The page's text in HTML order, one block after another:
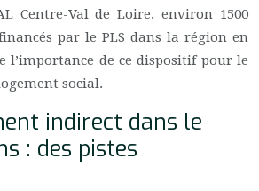
Centre-Val de Loire, environ 1500
par le PLS dans la région en
l’importance de ce dispositif pour le
social.
indirect dans le
: des pistes